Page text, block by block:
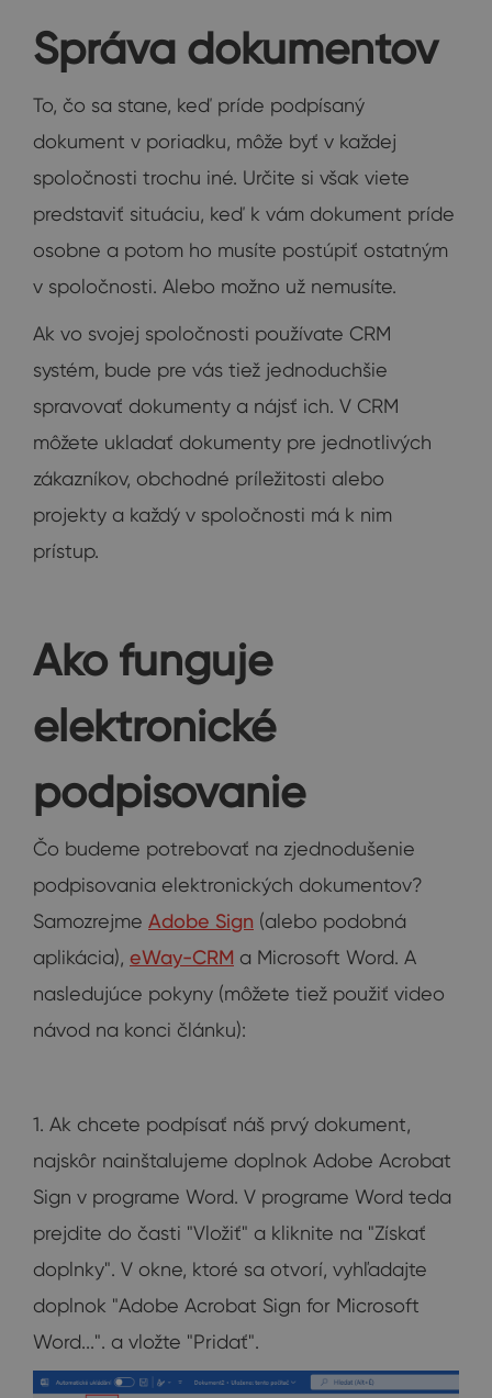
Správa dokumentov
To, čo sa stane, keď príde podpísaný
dokument v poriadku, môže byť v každej
spoločnosti trochu iné. Určite si však viete
predstaviť situáciu, keď k vám dokument príde
osobne a potom ho musíte postúpiť ostatným
v spoločnosti. Alebo možno už nemusíte.
Ak vo svojej spoločnosti používate CRM
systém, bude pre vás tiež jednoduchšie
spravovať dokumenty a nájsť ich. V CRM
môžete ukladať dokumenty pre jednotlivých
zákazníkov, obchodné príležitosti alebo
projekty a každý v spoločnosti má k nim
prístup.
Ako funguje
elektronické
podpisovanie
Čo budeme potrebovať na zjednodušenie
podpisovania elektronických dokumentov?
Samozrejme Adobe Sign (alebo podobná
aplikácia), eWay-CRM a Microsoft Word. A
nasledujúce pokyny (môžete tiež použiť video
návod na konci článku):
1. Ak chcete podpísať náš prvý dokument,
najskôr nainštalujeme doplnok Adobe Acrobat
Sign v programe Word. V programe Word teda
prejdite do časti "Vložiť" a kliknite na "Získať
doplnky". V okne, ktoré sa otvorí, vyhľadajte
doplnok "Adobe Acrobat Sign for Microsoft
Word...". a vložte "Pridať".